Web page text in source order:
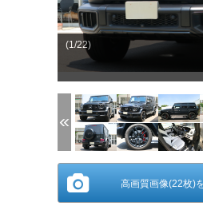
(1/22)
高画質画像(22枚)